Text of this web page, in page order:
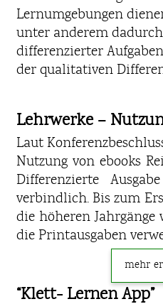
Lernumgebungen
unter anderem
differenzierter
der qualitativen
Lehrwerke –
Laut
Nutzung von ebooks
Differenzierte
verbindlich. Bis zum
die höheren Jahrgänge
die Printausgaben
mehr
“Klett- Lernen App”